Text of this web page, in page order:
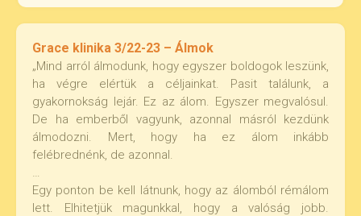
Grace klinika 3/22-23 – Álmok
„Mind arról álmodunk, hogy egyszer boldogok leszünk,
ha végre elértük a céljainkat. Pasit találunk, a
gyakornokság lejár. Ez az álom. Egyszer megvalósul.
De ha emberből vagyunk, azonnal másról kezdünk
álmodozni. Mert, hogy ha ez álom inkább
felébrednénk, de azonnal.
…
Egy ponton be kell látnunk, hogy az álomból rémálom
lett. Elhitetjük magunkkal, hogy a valóság jobb.